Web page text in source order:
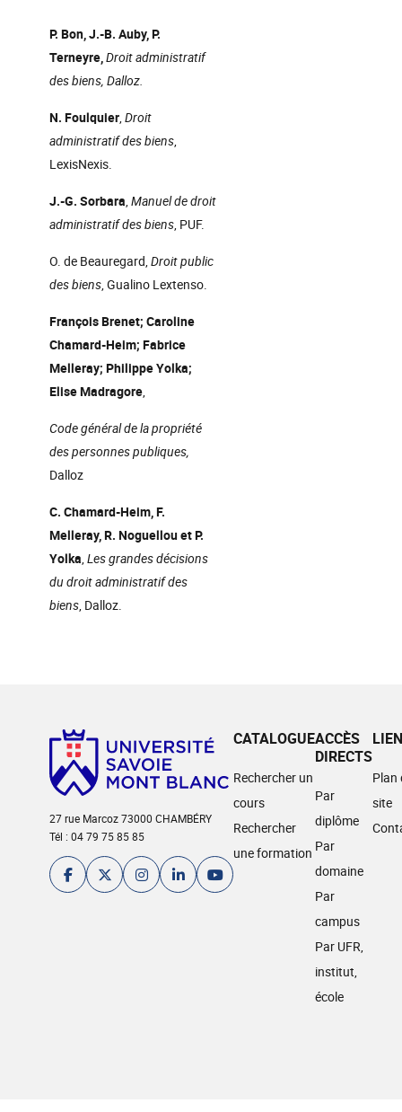
P. Bon, J.-B. Auby, P.
Terneyre,Droit administratif
des biens, Dalloz.
N. Foulquier,Droit
administratif des biens,
LexisNexis.
J.-G. Sorbara,Manuel de droit
administratif des biens, PUF.
O. de Beauregard,Droit public
des biens, Gualino Lextenso.
François Brenet; Caroline
Chamard-Heim; Fabrice
Melleray; Philippe Yolka;
Elise Madragore,
Code général de la propriété
des personnes publiques,
Dalloz
C. Chamard-Heim, F.
Melleray, R. Noguellou et P.
Yolka,Les grandes décisions
du droit administratif des
biens, Dalloz.
27 rue Marcoz 73000 CHAMBÉRY
Tél : 04 79 75 85 85
CATALOGUE
Rechercher un
cours
Rechercher
une formation
ACCÈS
DIRECTS
Par
diplôme
Par
domaine
Par
campus
Par UFR,
institut,
école
Plan
site